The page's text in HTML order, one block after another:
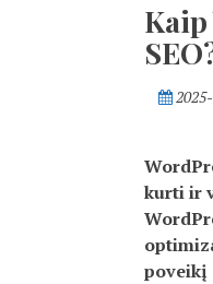
kurti ir
poveikį